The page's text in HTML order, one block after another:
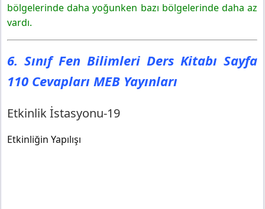
bölgelerinde daha yoğunken bazı bölgelerinde daha az
vardı.
6. Sınıf Fen Bilimleri Ders Kitabı Sayfa
110 Cevapları MEB Yayınları
Etkinlik İstasyonu-19
Etkinliğin Yapılışı